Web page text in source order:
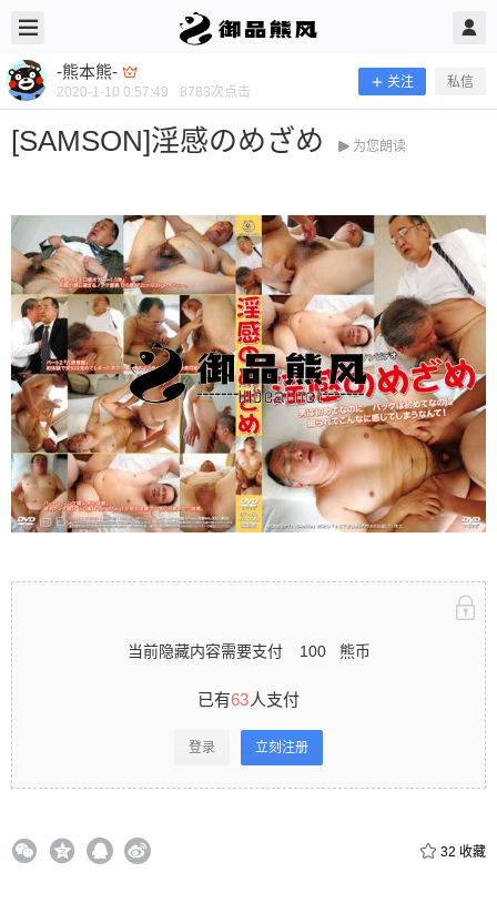
-熊本熊-
2020-1-10 0:57:49 8783次点击
关注 私信
[SAMSON]淫感のめざめ 为您朗读
当前隐藏内容需要支付 100 熊币
已有63人支付
登录 立刻注册
32 收藏
-熊本熊- @ 御品熊风 2020/1/10
[SAMSON]淫感のめざめ
当前隐藏内容需要支付100熊币 已有63人支付 登录
立刻注册 0 收藏